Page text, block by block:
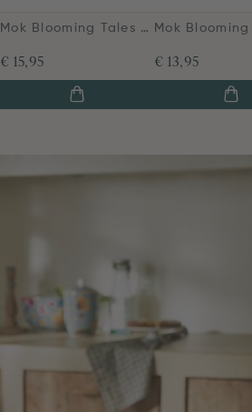
Mok Blooming Tales Blauw 350ml
€ 15,95 € 13,95